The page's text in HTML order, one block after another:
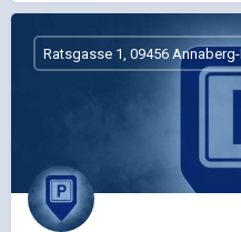
Ratsgasse 1, 09456